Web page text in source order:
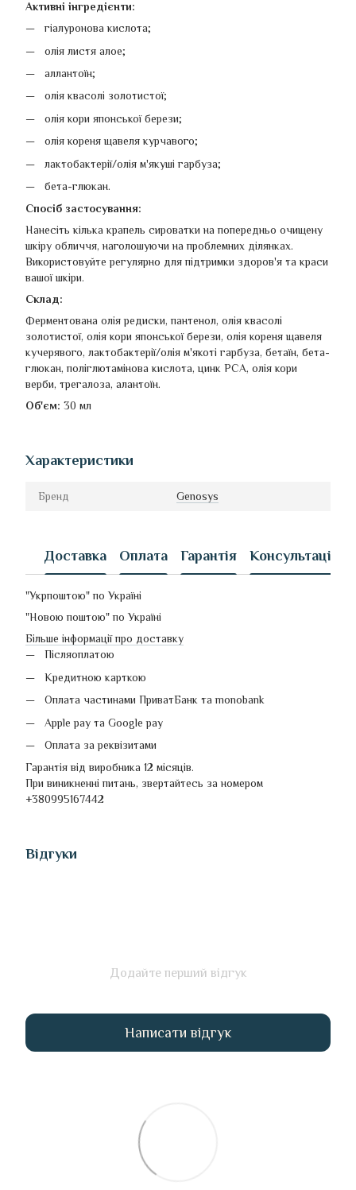
Активні інгредієнти:
гіалуронова кислота;
олія листя алое;
аллантоїн;
олія квасолі золотистої;
олія кори японської берези;
олія кореня щавеля курчавого;
лактобактерії/олія м'якуші гарбуза;
бета-глюкан.
Спосіб застосування:
Нанесіть кілька крапель сироватки на попередньо очищену
шкіру обличчя, наголошуючи на проблемних ділянках.
Використовуйте регулярно для підтримки здоров'я та краси
вашої шкіри.
Склад:
Ферментована олія редиски, пантенол, олія квасолі
золотистої, олія кори японської берези, олія кореня щавеля
кучерявого, лактобактерії/олія м'якоті гарбуза, бетаїн, бета-
глюкан, поліглютамінова кислота, цинк PCA, олія кори
верби, трегалоза, алантоїн.
Об'єм: 30 мл
Характеристики
Бренд Genosys
Доставка Оплата Гарантія Консультація
"Укрпоштою" по Україні
"Новою поштою" по Україні
Більше інформації про доставку
Післяоплатою
Кредитною карткою
Оплата частинами ПриватБанк та monobank
Apple pay та Google pay
Оплата за реквізитами
Гарантія від виробника 12 місяців.
При виникненні питань, звертайтесь за номером
+380995167442
Відгуки
Додайте перший відгук
Написати відгук